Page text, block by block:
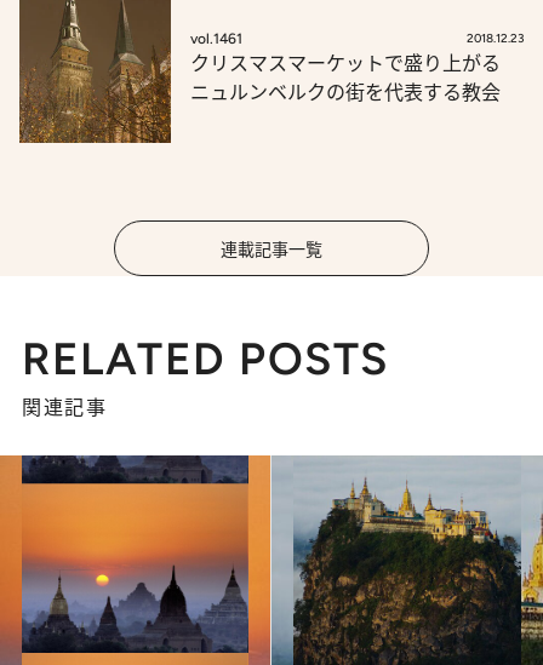
vol.1461 2018.12.23
クリスマスマーケットで盛り上がる
ニュルンベルクの街を代表する教会
連載記事一覧
RELATED POSTS
関連記事